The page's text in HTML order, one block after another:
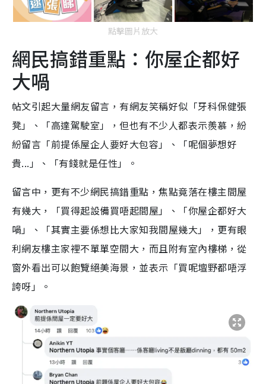
點擊圖片放大
網民搞錯重點：你屋企都好
大喎
帖文引起大量網友留言，有網友笑稱好似「牙科保健張
凳」、「高達駕駛室」，但也有不少人都表示羨慕，紛
紛留言「前提係屋企人要好大包容」、「呢個夢想好
貴...」、「有錢就是任性」。
留言中，更有不少網民搞錯重點，焦點竟落在樓主間屋
有幾大，「買得起設備買唔起間屋」、「你屋企都好大
喎」、「其實主要係想比大家知我間屋幾大」，更有眼
利網友樓主家裡不單單空間大，而且附有室內樓梯，從
窗外看出可以飽覽絕美海景，並表示「買呢壇野都唔浮
誇呀」。